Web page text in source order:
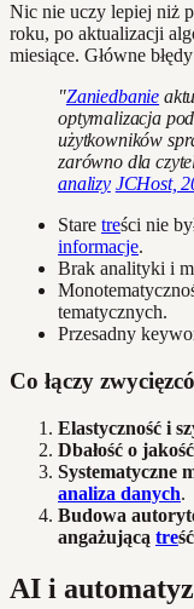
Nic nie uczy lepiej niż
roku, po aktualizacji
miesiące. Główne
"Zaniedbanie
optymalizacja
użytkowników
zarówno dla
analizy JCHost,
Stare treści nie
informacje.
Brak analityki i
tematycznych.
Przesadny
Co łączy
Elastyczność i
Dbałość o
Systematyczne
analiza danych.
Budowa
angażującą treść
AI i